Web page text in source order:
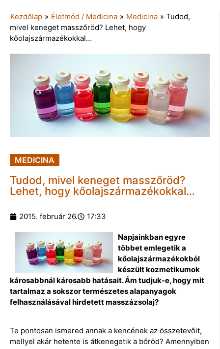
Kezdőlap » Életmód / Medicina » Medicina » Tudod,
mivel keneget masszőröd? Lehet, hogy
kőolajszármazékokkal…
MEDICINA
Tudod, mivel keneget masszőröd?
Lehet, hogy kőolajszármazékokkal…
2015. február 26. 17:33
Napjainkban egyre
többet emlegetik a
kőolajszármazékokból
készült kozmetikumok
károsabbnál károsabb hatásait. Ám tudjuk-e, hogy mit
tartalmaz a sokszor természetes alapanyagok
felhasználásával hirdetett masszázsolaj?
Te pontosan ismered annak a kencének az összetevőit,
mellyel akár hetente is átkenegetik a bőröd? Amennyiben